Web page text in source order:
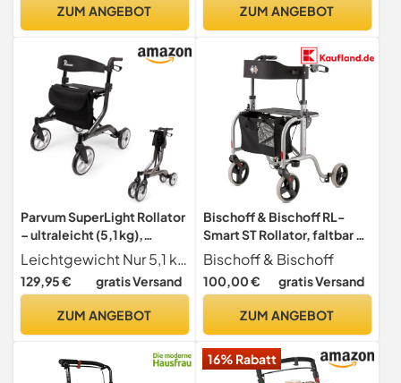
ZUM ANGEBOT ZUM ANGEBOT
Parvum SuperLight Rollator
– ultraleicht (5,1 kg),
Aluminium, faltbar,
(74 × 64 cm), mit Sitz und
Rückenlehne, versteckten
Alltag & Reise - Gehhilfe für
Leichtgewicht Nur 5,1 kg leicht dank stabilem Aluminiumrahmen einfach zu heben, tragen und transportieren. Perfekt für Alltag und Reise. Für mehr Selbstständigkeit und Mobilität im Alltag.
129,95 € gratis Versand
ZUM ANGEBOT
Bischoff & Bischoff RL-
Smart ST Rollator, faltbar –
Leichtgewicht-Rollator für
drinnen und draußen,
Gehwagen mit
Stock-Halter, Silber
Bischoff & Bischoff
100,00 € gratis Versand
ZUM ANGEBOT
16% Rabatt